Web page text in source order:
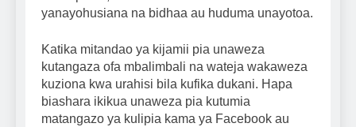
yanayohusiana na bidhaa au huduma unayotoa.
Katika mitandao ya kijamii pia unaweza
kutangaza ofa mbalimbali na wateja wakaweza
kuziona kwa urahisi bila kufika dukani. Hapa
biashara ikikua unaweza pia kutumia
matangazo ya kulipia kama ya Facebook au